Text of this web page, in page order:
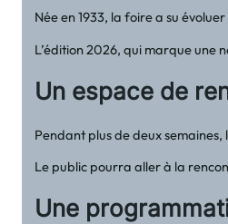
Née en 1933, la foire a su
L’édition 2026, qui marque une
Un espace de
Pendant plus de deux
Le public pourra aller à la
Une